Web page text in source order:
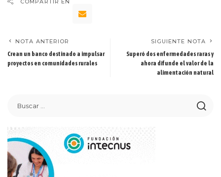
COMPARTIR EN
NOTA ANTERIOR
Crean un banco destinado a impulsar
proyectos en comunidades rurales
SIGUIENTE NOTA
Superó dos enfermedades raras y
ahora difunde el valor de la
alimentación natural